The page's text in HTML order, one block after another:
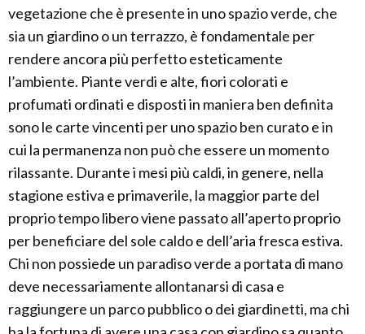
vegetazione che è presente in uno spazio verde, che
sia un giardino o un terrazzo, è fondamentale per
rendere ancora più perfetto esteticamente
l’ambiente. Piante verdi e alte, fiori colorati e
profumati ordinati e disposti in maniera ben definita
sono le carte vincenti per uno spazio ben curato e in
cui la permanenza non può che essere un momento
rilassante. Durante i mesi più caldi, in genere, nella
stagione estiva e primaverile, la maggior parte del
proprio tempo libero viene passato all’aperto proprio
per beneficiare del sole caldo e dell’aria fresca estiva.
Chi non possiede un paradiso verde a portata di mano
deve necessariamente allontanarsi di casa e
raggiungere un parco pubblico o dei giardinetti, ma chi